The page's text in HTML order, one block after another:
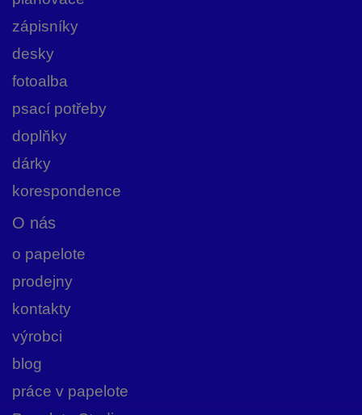
zápisníky
desky
fotoalba
psací potřeby
doplňky
dárky
korespondence
O nás
o papelote
prodejny
kontakty
výrobci
blog
práce v papelote